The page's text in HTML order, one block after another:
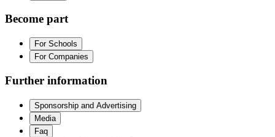
Become part
For Schools
For Companies
Further information
Sponsorship and Advertising
Media
Faq